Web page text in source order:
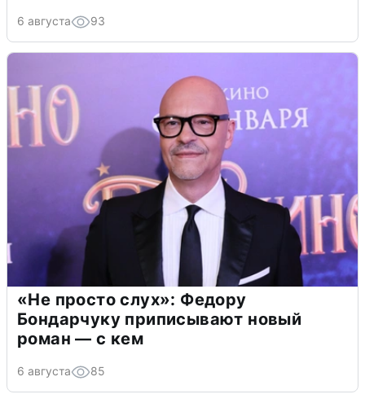
6 августа 93
«Не просто слух»: Федору
Бондарчуку приписывают новый
роман — с кем
6 августа 85